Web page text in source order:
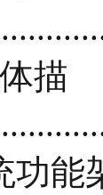
描
功能